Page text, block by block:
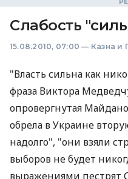
Слабость
15.08.2010, 07:00 — Казна и
"Власть сильна как
фраза Виктора
опровергнутая
обрела в Украине
надолго", "они взяли
выборов не будет
выражениями пестрят